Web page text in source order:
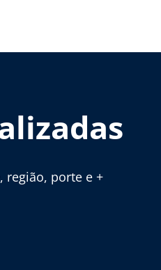
região, porte e +